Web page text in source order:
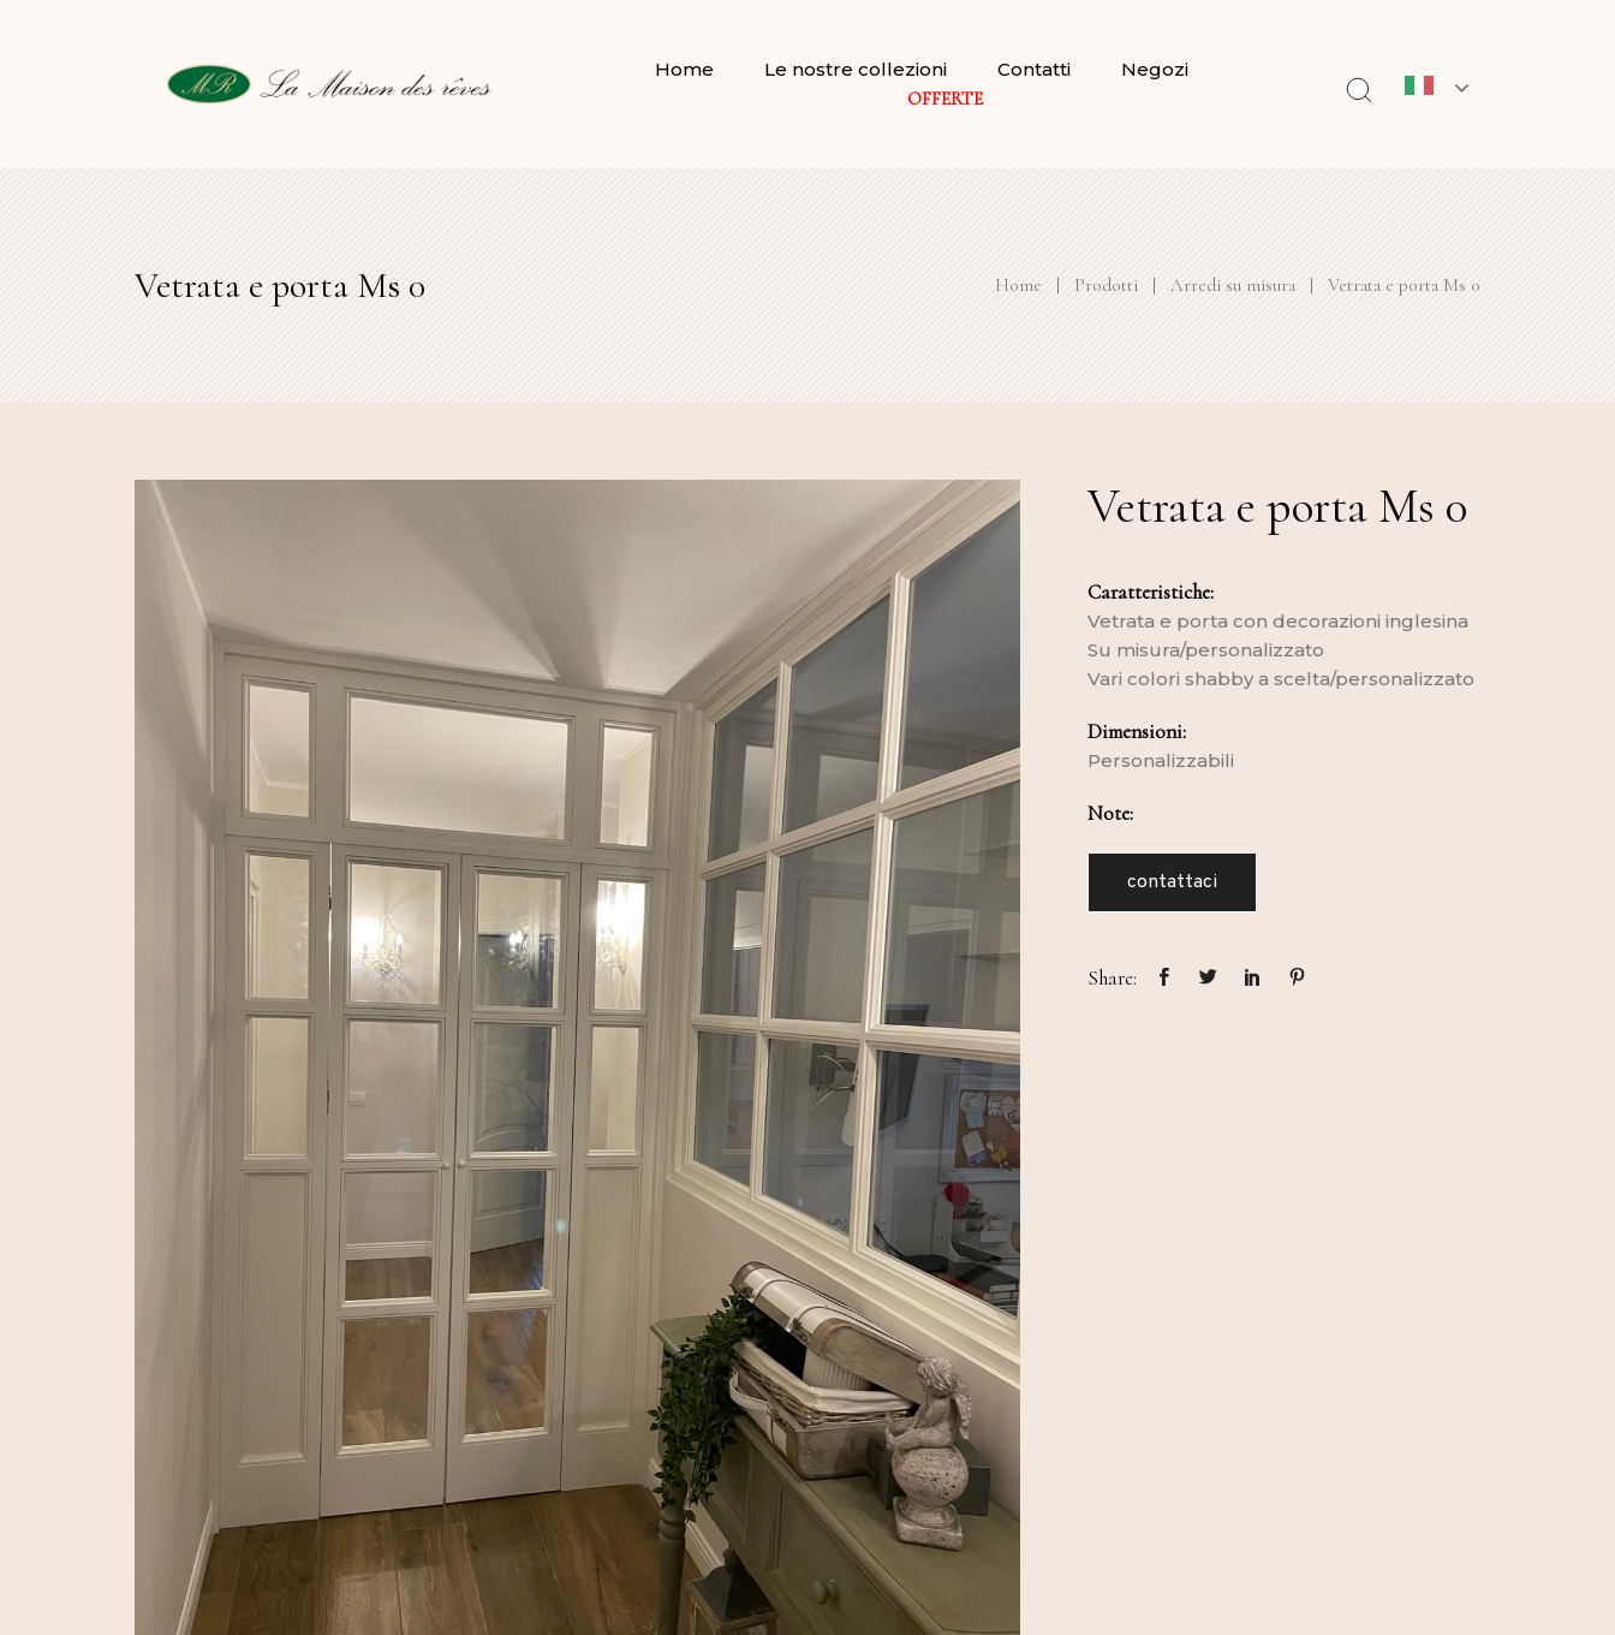
Home Le nostre collezioni Contatti Negozi
OFFERTE
Vetrata e porta Ms 0 Home | Prodotti | Arredi su misura | Vetrata e porta Ms 0
Vetrata e porta Ms 0
Caratteristiche:
Vetrata e porta con decorazioni inglesina
Su misura/personalizzato
Vari colori shabby a scelta/personalizzato
Dimensioni:
Personalizzabili
Note:
contattaci
Share: